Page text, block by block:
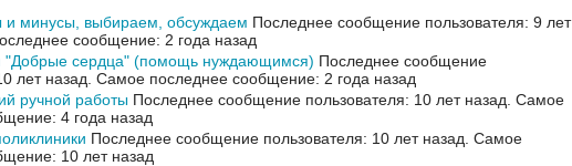
минусы, выбираем, обсуждаем Последнее сообщение пользователя: 9 лет
сообщение: 2 года назад
"Добрые сердца" (помощь нуждающимся) Последнее сообщение
лет назад. Самое последнее сообщение: 2 года назад
ручной работы Последнее сообщение пользователя: 10 лет назад. Самое
4 года назад
Последнее сообщение пользователя: 10 лет назад. Самое
10 лет назад